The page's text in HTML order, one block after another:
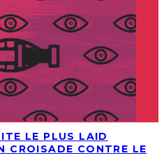
LE PLUS LAID
CROISADE CONTRE LE